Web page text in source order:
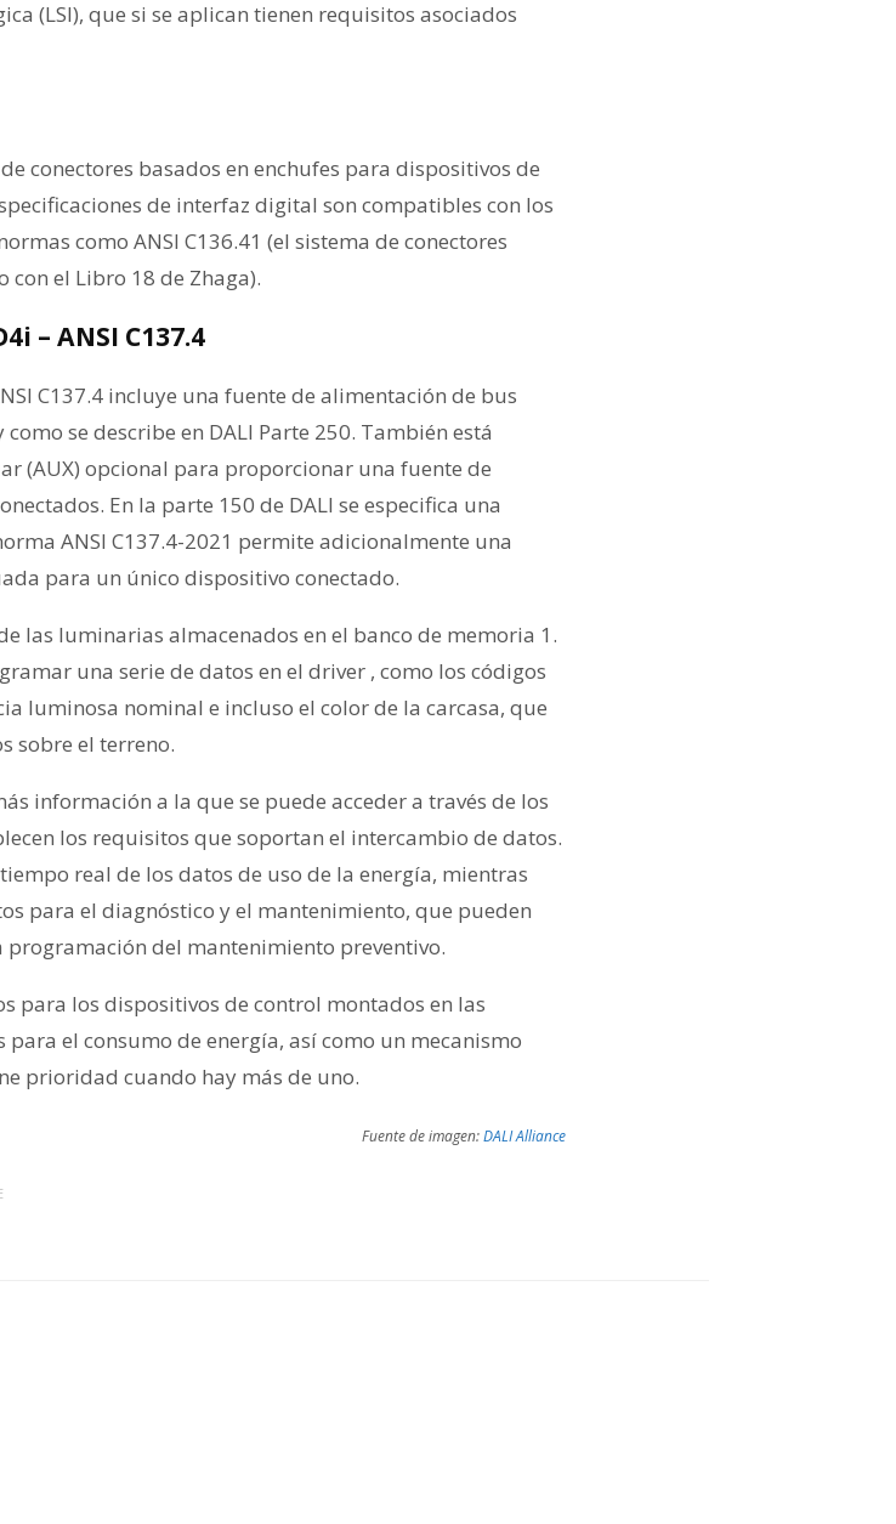
(LSI), que si se aplican tienen requisitos asociados
conectores basados en enchufes para dispositivos de
de interfaz digital son compatibles con los
como ANSI C136.41 (el sistema de conectores
con el Libro 18 de Zhaga).
– ANSI C137.4
C137.4 incluye una fuente de alimentación de bus
se describe en DALI Parte 250. También está
(AUX) opcional para proporcionar una fuente de
En la parte 150 de DALI se especifica una
ANSI C137.4-2021 permite adicionalmente una
para un único dispositivo conectado.
las luminarias almacenados en el banco de memoria 1.
una serie de datos en el driver , como los códigos
luminosa nominal e incluso el color de la carcasa, que
sobre el terreno.
información a la que se puede acceder a través de los
los requisitos que soportan el intercambio de datos.
real de los datos de uso de la energía, mientras
para el diagnóstico y el mantenimiento, que pueden
del mantenimiento preventivo.
para los dispositivos de control montados en las
el consumo de energía, así como un mecanismo
prioridad cuando hay más de uno.
Fuente de imagen:DALI Alliance